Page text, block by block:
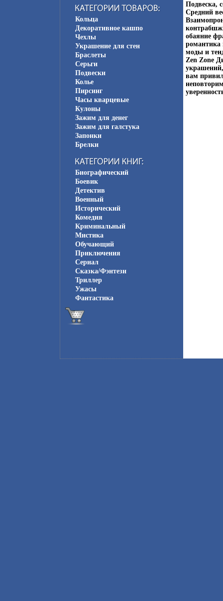
Кольца
Декоративное кашпо
Чехлы
Украшение для стен
Браслеты
Серьги
Подвески
Колье
Пирсинг
Часы кварцевые
Кулоны
Зажим для денег
Зажим для галстука
Запонки
Брелки
Биографический
Боевик
Детектив
Военный
Исторический
Комедия
Криминальный
Мистика
Обучающий
Приключения
Сериал
Сказка/Фэнтези
Триллер
Ужасы
Фантастика
Подвеска,
Средний
обаяние
романтика
моды и
Zen Zone
вам